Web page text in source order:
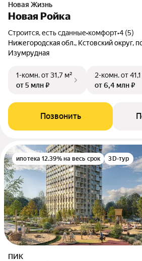
Новая Жизнь
Новая Ройка
Строится, есть сданные•комфорт•4 (5)
Нижегородская обл., Кстовский округ,
Изумрудная
1-комн.от 31,7 м²
от 5 млн ₽
2-комн.от
от 6,4 млн ₽
Позвонить
ипотека 12.39% на весь срок 3D-тур
ПИК